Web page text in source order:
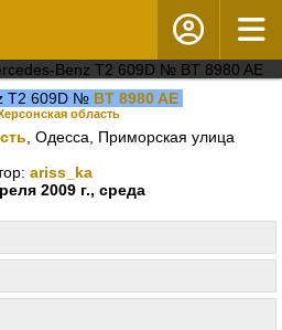
T2 609D № BT 8980 AE
область
, Одесса, Приморская улица
ariss_ka
2009 г., среда